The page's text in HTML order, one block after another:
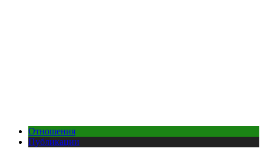
Отношения
Публикации